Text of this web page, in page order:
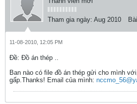
Tham gia ngày: Aug 2010
11-08-2010, 12:05 PM
Ðề: Đồ án thép ..
Ban nào có file đồ án thép gửi cho mình
gấp.Thanks! Email của mình: